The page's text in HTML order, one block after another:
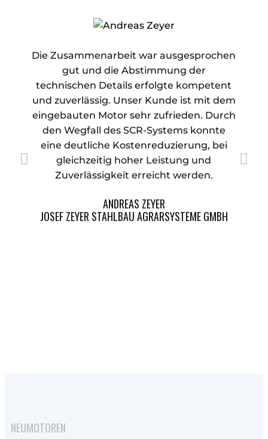
Die Zusammenarbeit war ausgesprochen
gut und die Abstimmung der
technischen Details erfolgte kompetent
und zuverlässig. Unser Kunde ist mit dem
eingebauten Motor sehr zufrieden. Durch
den Wegfall des SCR-Systems konnte
eine deutliche Kostenreduzierung, bei
gleichzeitig hoher Leistung und
Zuverlässigkeit erreicht werden.
ANDREAS ZEYER
JOSEF ZEYER STAHLBAU AGRARSYSTEME GMBH
NEUMOTOREN